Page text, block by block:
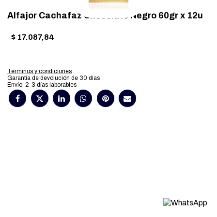
Alfajor Cachafaz Chocolate Negro 60gr x 12u
$ 17.087,84
Términos y condiciones
Garantía de devolución de 30 días
Envío: 2-3 días laborables